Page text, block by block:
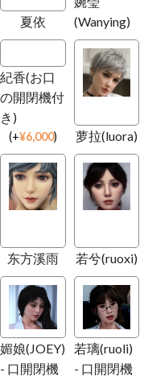
夏依
(Wanying)
紀香(お口
の開閉機付
き)
(+¥6,000) 萝拉(luora)
东方溪雨 若兮(ruoxi)
媚娘(JOEY)
- 口開閉機
若璃(ruoli)
- 口開閉機